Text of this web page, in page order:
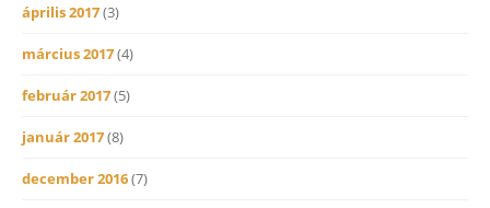
április 2017(3)
március 2017(4)
február 2017(5)
január 2017(8)
december 2016(7)